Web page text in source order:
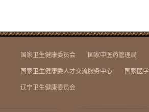
国家卫生健康委员会 国家中医药管理局
国家卫生健康委人才交流服务中心 国家医
辽宁卫生健康委员会